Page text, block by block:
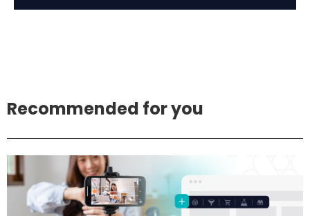
Recommended for you